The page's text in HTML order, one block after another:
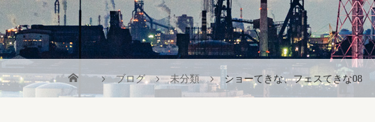
ブログ 未分類 ショーてきな、フェスてきな08